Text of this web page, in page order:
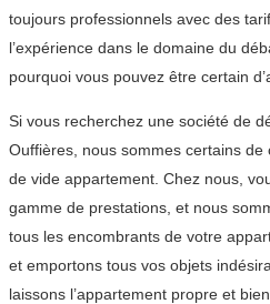
toujours professionnels avec des
l’expérience dans le domaine du
pourquoi vous pouvez être certain
Si vous recherchez une société de
Ouffières, nous sommes certains
de vide appartement. Chez nous,
gamme de prestations, et nous
tous les encombrants de votre
et emportons tous vos objets
laissons l’appartement propre et